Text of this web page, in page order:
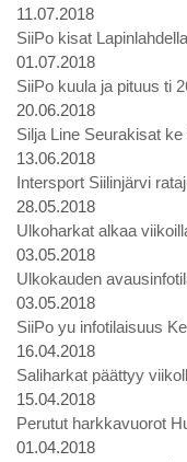
11.07.2018
SiiPo kisat
01.07.2018
SiiPo kuula ja pituus ti
20.06.2018
Silja Line Seurakisat
13.06.2018
Intersport Siilinjärvi
28.05.2018
Ulkoharkat alkaa
03.05.2018
Ulkokauden
03.05.2018
SiiPo yu infotilaisuus
16.04.2018
Saliharkat päättyy
15.04.2018
Perutut harkkavuorot
01.04.2018